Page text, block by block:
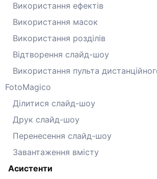
Використання ефектів
Використання масок
Використання розділів
Відтворення слайд-шоу
Використання пульта
FotoMagico
Ділитися слайд-шоу
Друк слайд-шоу
Перенесення слайд-шоу
Завантаження вмісту
Асистенти